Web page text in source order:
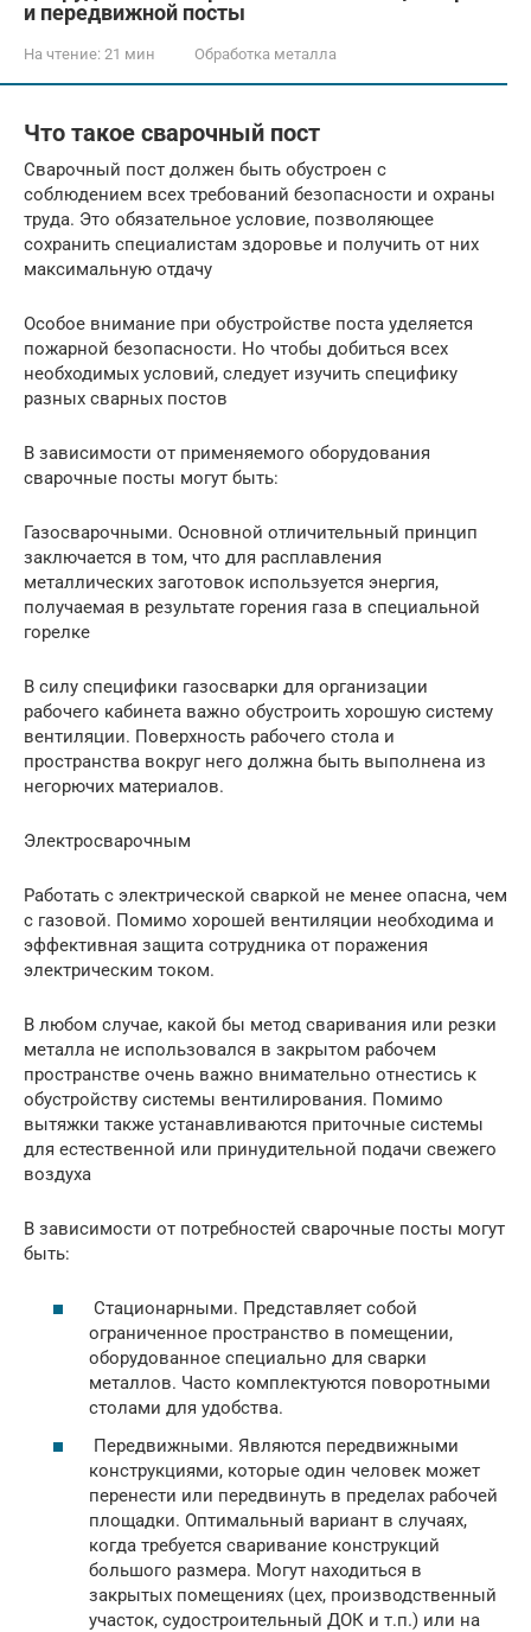
и передвижной посты
На чтение: 21 мин Обработка металла
Что такое сварочный пост
Сварочный пост должен быть обустроен с
соблюдением всех требований безопасности и охраны
труда. Это обязательное условие, позволяющее
сохранить специалистам здоровье и получить от них
максимальную отдачу
Особое внимание при обустройстве поста уделяется
пожарной безопасности. Но чтобы добиться всех
необходимых условий, следует изучить специфику
разных сварных постов
В зависимости от применяемого оборудования
сварочные посты могут быть:
Газосварочными. Основной отличительный принцип
заключается в том, что для расплавления
металлических заготовок используется энергия,
получаемая в результате горения газа в специальной
горелке
В силу специфики газосварки для организации
рабочего кабинета важно обустроить хорошую систему
вентиляции. Поверхность рабочего стола и
пространства вокруг него должна быть выполнена из
негорючих материалов.
Электросварочным
Работать с электрической сваркой не менее опасна, чем
с газовой. Помимо хорошей вентиляции необходима и
эффективная защита сотрудника от поражения
электрическим током.
В любом случае, какой бы метод сваривания или резки
металла не использовался в закрытом рабочем
пространстве очень важно внимательно отнестись к
обустройству системы вентилирования. Помимо
вытяжки также устанавливаются приточные системы
для естественной или принудительной подачи свежего
воздуха
В зависимости от потребностей сварочные посты могут
быть:
Стационарными. Представляет собой
ограниченное пространство в помещении,
оборудованное специально для сварки
металлов. Часто комплектуются поворотными
столами для удобства.
Передвижными. Являются передвижными
конструкциями, которые один человек может
перенести или передвинуть в пределах рабочей
площадки. Оптимальный вариант в случаях,
когда требуется сваривание конструкций
большого размера. Могут находиться в
закрытых помещениях (цех, производственный
участок, судостроительный ДОК и т.п.) или на